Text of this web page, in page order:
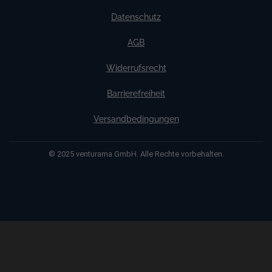
Datenschutz
AGB
Widerrufsrecht
Barrierefreiheit
Versandbedingungen
© 2025 venturama GmbH. Alle Rechte vorbehalten.